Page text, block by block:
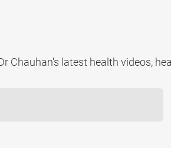
latest health videos,